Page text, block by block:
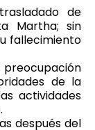
de
Martha; sin
fallecimiento
de la
actividades
después del